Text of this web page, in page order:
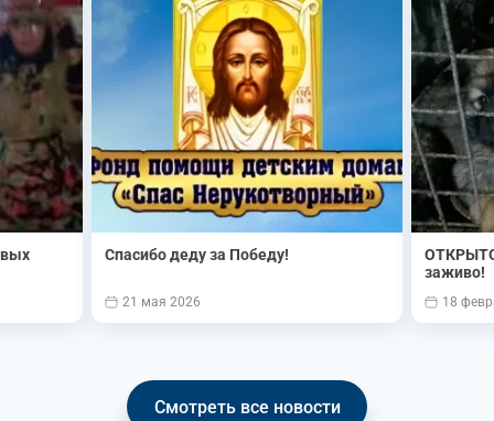
Спасибо деду за Победу!
21 мая 2026
заживо!
18
Смотреть все новости